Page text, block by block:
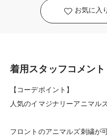
お気に入
着用スタッフコメント
【コーデポイント】
人気のイマジナリーアニマル
フロントのアニマルズ刺繍が